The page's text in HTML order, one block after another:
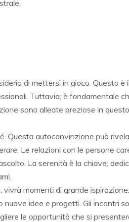
di mettersi in gioco. Questo è
Tuttavia, è fondamentale
sono alleate preziose in
Questa autoconvinzione può
Le relazioni con le persone
La serenità è la chiave;
momenti di grande
idee e progetti. Gli incontri
le opportunità che si